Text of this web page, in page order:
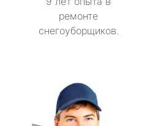
ремонте
снегоуборщиков.